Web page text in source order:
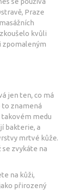
Praze
kvůli
zpomaleným
jen ten, co má
to znamená
medu
bakterie, a
mrtvé kůže.
se zvykáte na
na kůži,
přirozený